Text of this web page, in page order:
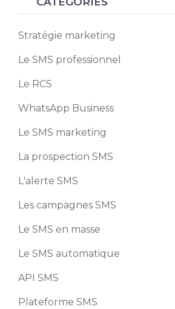
Stratégie marketing
Le SMS professionnel
Le RCS
WhatsApp Business
Le SMS marketing
La prospection SMS
L'alerte SMS
Les campagnes SMS
Le SMS en masse
Le SMS automatique
API SMS
Plateforme SMS